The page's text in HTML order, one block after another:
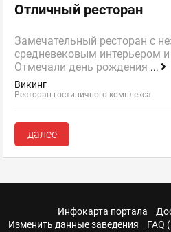
Отличный ресторан
Замечательный ресторан с
средневековым интерьером
Отмечали день рождения ...
Викинг
Ресторан гостиничного комплекса
далее
Инфокарта портала
Изменить данные заведения
FAQ